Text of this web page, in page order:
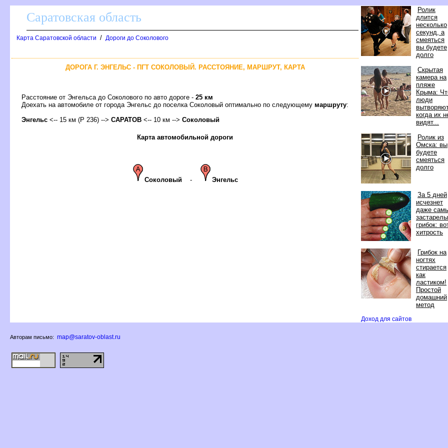
Ролик
длится
несколько
секунд, а
смеяться
ы будете
долго
Скрытая
камера на
пляже
Крыма:
люди
когда их
идят...
Ролик из
Омска: вы
удете
смеяться
долго
За 5 дней
исчезнет
даже
рибок:
хитрость
Грибок на
ногтях
стирается
как
ластиком!
Простой
домашний
метод
Доход для сайто
Саратовская область
Карта Саратовской области / Дороги до Соколового
ДОРОГА Г. ЭНГЕЛЬС - ПГТ СОКОЛОВЫЙ. РАССТОЯНИЕ, МАРШРУТ, КАРТА
Расстояние от Энгельса до Соколового по авто дороге - 25 км
Доехать на автомобиле от города Энгельс до поселка Соколовый оптимально по следующему маршруту:
Энгельс <-- 15 км (Р 236) --> САРАТО <-- 10 км --> Соколовый
Карта автомобильной дороги
Соколовый- Энгельс
Авторам письмо: map@saratov-oblast.ru